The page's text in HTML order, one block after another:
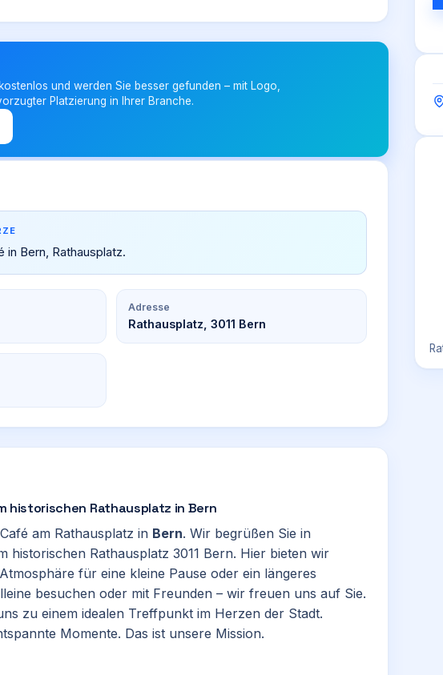
und werden Sie besser gefunden – mit Logo,
Platzierung in Ihrer Branche.
in Bern, Rathausplatz.
Adresse
Rathausplatz, 3011 Bern
historischen Rathausplatz in Bern
am Rathausplatz in Bern. Wir begrüßen Sie in
historischen Rathausplatz 3011 Bern. Hier bieten wir
für eine kleine Pause oder ein längeres
besuchen oder mit Freunden – wir freuen uns auf Sie.
zu einem idealen Treffpunkt im Herzen der Stadt.
Momente. Das ist unsere Mission.